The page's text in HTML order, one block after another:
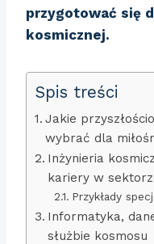
przygotować się
kosmicznej.
Spis treści
Jakie
wybrać dla
Inżynieria
kariery w
Przykłady
Informatyka,
służbie kosmosu